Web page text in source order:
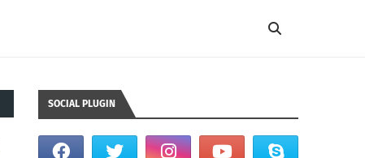
SOCIAL PLUGIN